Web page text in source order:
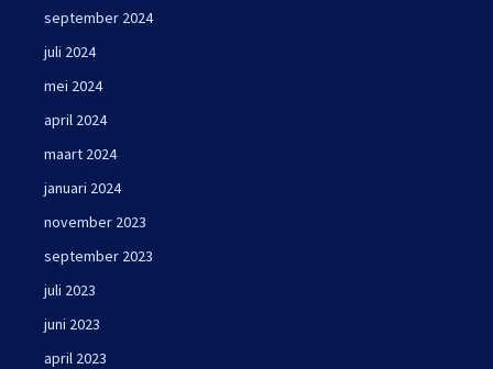
september 2024
juli 2024
mei 2024
april 2024
maart 2024
januari 2024
november 2023
september 2023
juli 2023
juni 2023
april 2023